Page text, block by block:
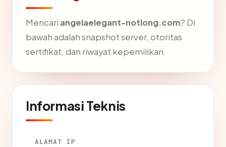
Mencari angelaelegant-notlong.com? Di
bawah adalah snapshot server, otoritas
sertifikat, dan riwayat kepemilikan.
Informasi Teknis
ALAMAT IP